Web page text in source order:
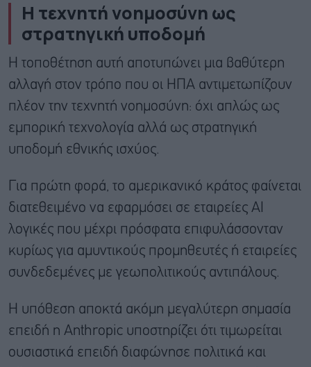
Η τεχνητή νοημοσύνη ως
στρατηγική υποδομή
Η τοποθέτηση αυτή αποτυπώνει μια βαθύτερη
αλλαγή στον τρόπο που οι ΗΠΑ αντιμετωπίζουν
πλέον την τεχνητή νοημοσύνη: όχι απλώς ως
εμπορική τεχνολογία αλλά ως στρατηγική
υποδομή εθνικής ισχύος.
Για πρώτη φορά, το αμερικανικό κράτος φαίνεται
διατεθειμένο να εφαρμόσει σε εταιρείες AI
λογικές που μέχρι πρόσφατα επιφυλάσσονταν
κυρίως για αμυντικούς προμηθευτές ή εταιρείες
συνδεδεμένες με γεωπολιτικούς αντιπάλους.
Η υπόθεση αποκτά ακόμη μεγαλύτερη σημασία
επειδή η Anthropic υποστηρίζει ότι τιμωρείται
ουσιαστικά επειδή διαφώνησε πολιτικά και